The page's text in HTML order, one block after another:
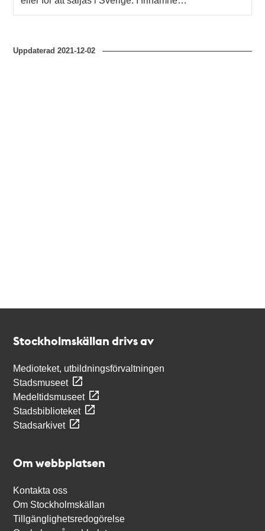
Uppdaterad2021-12-02
Stockholmskällan drivs av
Medioteket, utbildningsförvaltningen
Stadsmuseet
Medeltidsmuseet
Stadsbiblioteket
Stadsarkivet
Om webbplatsen
Kontakta oss
Om Stockholmskällan
Tillgänglighetsredogörelse